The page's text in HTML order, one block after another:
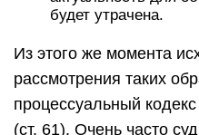
будет утрачена.
Из этого же момента
рассмотрения таких
процессуальный
(ст. 61). Очень часто